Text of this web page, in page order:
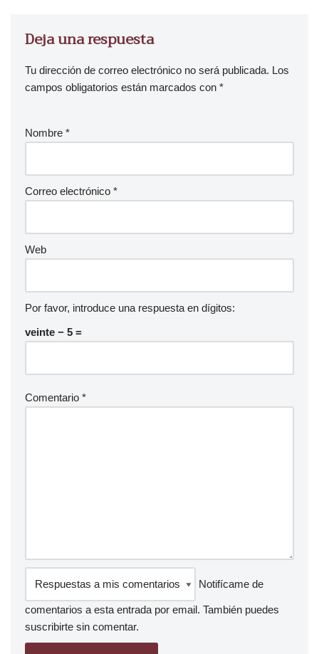
Deja una respuesta
Tu dirección de correo electrónico no será publicada. Los
campos obligatorios están marcados con *
Nombre *
Correo electrónico *
Web
Por favor, introduce una respuesta en dígitos:
veinte − 5 =
Comentario *
Notifícame de
comentarios a esta entrada por email. También puedes
suscribirte sin comentar.